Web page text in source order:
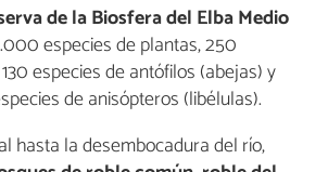
de la Biosfera del Elba Medio
especies de plantas, 250
especies de antófilos (abejas) y
de anisópteros (libélulas).
hasta la desembocadura del río,